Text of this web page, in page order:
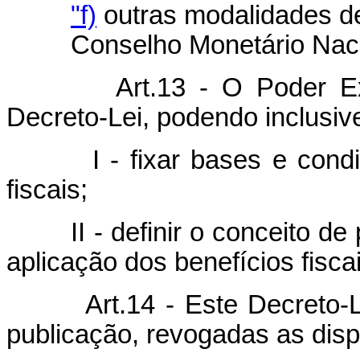
"f) outras modalidades
Conselho Monetário
Art.13 - O Poder
Decreto-Lei, podendo
I - fixar bases e
fiscais;
II - definir o conceito de
aplicação dos benefícios
Art.14 - Este
publicação, revogadas as